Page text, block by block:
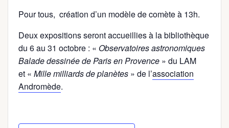
Pour tous, création d’un modèle de comète à 13h.
Deux expositions seront accueillies à la bibliothèque
du 6 au 31 octobre : « Observatoires astronomiques
Balade dessinée de Paris en Provence » du LAM
et « Mille milliards de planètes » de l’association
Andromède.